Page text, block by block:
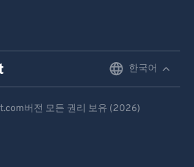
한국어
버전 모든 권리 보유 (2026)